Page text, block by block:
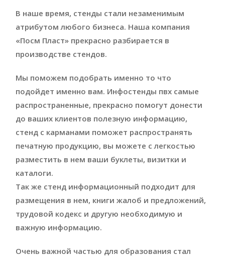
В наше время, стенды стали незаменимым
атрибутом любого бизнеса. Наша компания
«Посм Пласт» прекрасно разбирается в
производстве стендов.
Мы поможем подобрать именно то что
подойдет именно вам. Инфостенды пвх самые
распространенные, прекрасно помогут донести
до ваших клиентов полезную информацию,
стенд с карманами поможет распространять
печатную продукцию, вы можете с легкостью
разместить в нем ваши буклеты, визитки и
каталоги.
Так же стенд информационный подходит для
размещения в нем, книги жалоб и предложений,
трудовой кодекс и другую необходимую и
важную информацию.
Очень важной частью для образования стал